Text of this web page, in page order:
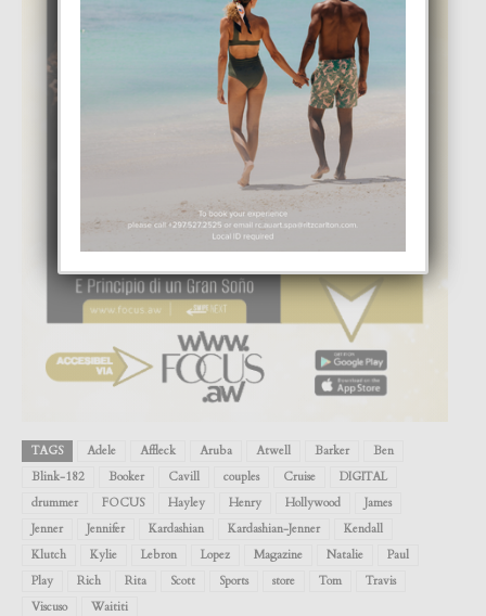
TAGS Adele Affleck Aruba Atwell Barker
Ben
Blink-182
Booker Cavill couples Cruise
DIGITAL
drummer
FOCUS Hayley Henry Hollywood
James
Jenner
Jennifer Kardashian Kardashian-Jenner
Kendall
Klutch
Kylie Lebron Lopez Magazine Natalie
Paul
Play
Rich Rita Scott Sports store Tom
Travis
Viscuso
Waititi